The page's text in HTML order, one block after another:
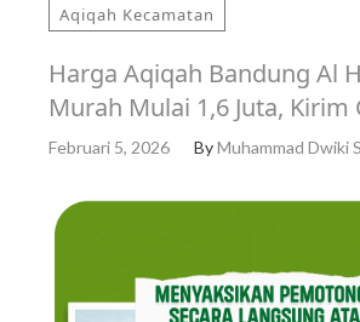
Aqiqah Kecamatan
Harga Aqiqah Bandung Al
Murah Mulai 1,6 Juta, Kirim
Februari 5, 2026 ByMuhammad Dwiki